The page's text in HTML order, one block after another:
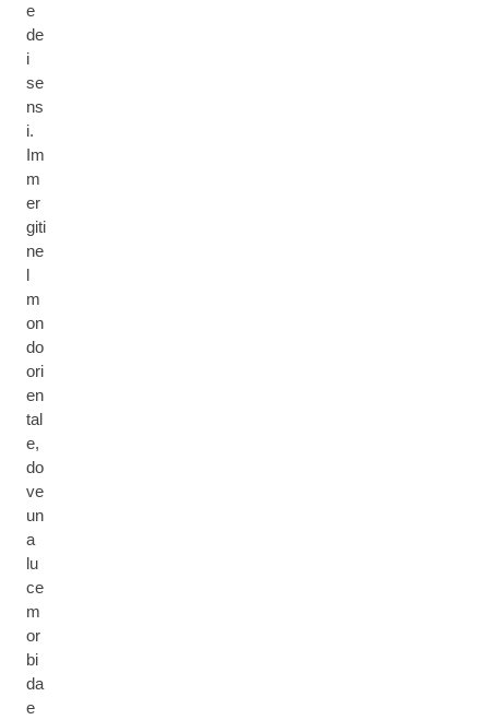
e
de
i
se
ns
i.
Im
m
er
giti
ne
l
m
on
do
ori
en
tal
e,
do
ve
un
a
lu
ce
m
or
bi
da
e